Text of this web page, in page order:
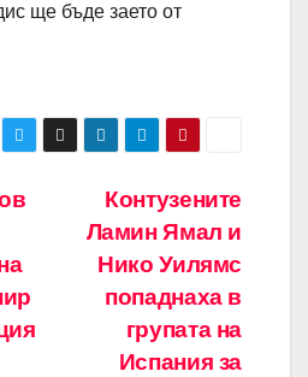
ще бъде заето от
Контузените
Ламин Ямал и
Нико Уилямс
попаднаха в
групата на
Испания за